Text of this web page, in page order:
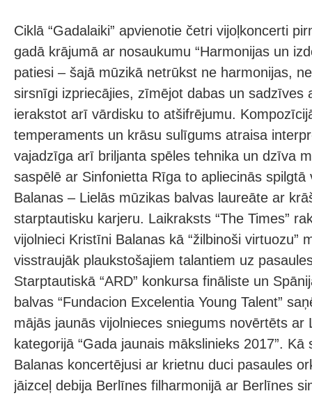
Ciklā “Gadalaiki” apvienotie četri vijoļkoncerti
gadā krājumā ar nosaukumu “Harmonijas un
patiesi – šajā mūzikā netrūkst ne harmonijas,
sirsnīgi izpriecājies, zīmējot dabas un sadzīves
ierakstot arī vārdisku to atšifrējumu.
temperaments un krāsu sulīgums atraisa
vajadzīga arī briljanta spēles tehnika un dzīva
saspēlē ar Sinfonietta Rīga to apliecinās spilgtā
Balanas – Lielās mūzikas balvas laureāte ar
starptautisku karjeru. Laikraksts “The Times”
vijolnieci Kristīni Balanas kā “žilbinoši virtuozu”
visstraujāk plaukstošajiem talantiem uz
Starptautiskā “ARD” konkursa fināliste un
balvas “Fundacion Excelentia Young Talent”
mājās jaunās vijolnieces sniegums novērtēts ar
kategorijā “Gada jaunais mākslinieks 2017”. Kā
Balanas koncertējusi ar krietnu duci pasaules
jāizceļ debija Berlīnes filharmonijā ar Berlīnes